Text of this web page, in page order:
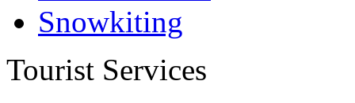
Snowkiting
Tourist Services